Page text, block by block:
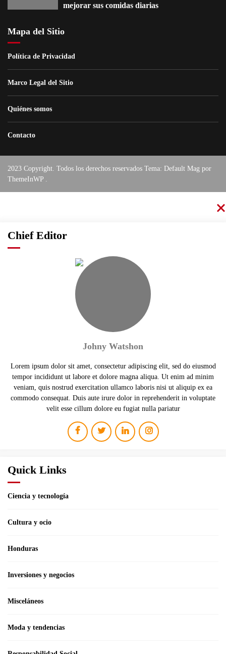
mejorar sus comidas diarias
Mapa del Sitio
Política de Privacidad
Marco Legal del Sitio
Quiénes somos
Contacto
2023 Copyright. Todos los derechos reservados Tema: Default Mag por
ThemeInWP
Chief Editor
Johny Watshon
Lorem ipsum dolor sit amet, consectetur adipiscing elit, sed do eiusmod
tempor incididunt ut labore et dolore magna aliqua. Ut enim ad minim
veniam, quis nostrud exercitation ullamco laboris nisi ut aliquip ex ea
commodo consequat. Duis aute irure dolor in reprehenderit in voluptate
velit esse cillum dolore eu fugiat nulla pariatur
Quick Links
Ciencia y tecnología
Cultura y ocio
Honduras
Inversiones y negocios
Misceláneos
Moda y tendencias